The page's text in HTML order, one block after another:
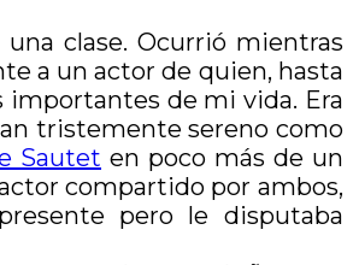
clase. Ocurrió mientras
a un actor de quien, hasta
importantes de mi vida. Era
tristemente sereno como
Sautet en poco más de un
compartido por ambos,
pero le disputaba